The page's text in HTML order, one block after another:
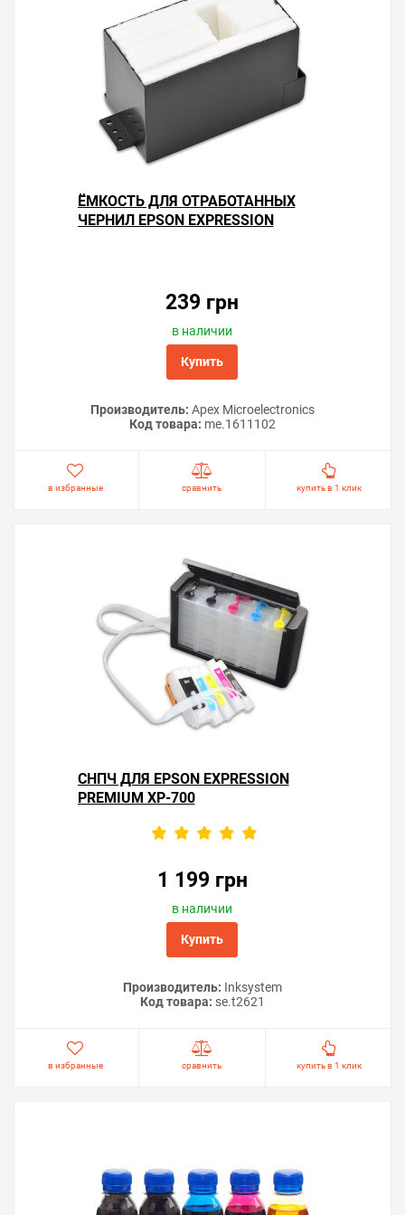
Решили купить поглотитель чернил для принтера
Epson Expression Premium XP-700 — оформите заказ
или напишите онлайн-консультанту. Мы ответим на
вопросы и поможем сделать печать на принтере
экономичной.
ЁМКОСТЬ ДЛЯ ОТРАБОТАННЫХ
ЧЕРНИЛ EPSON EXPRESSION
239 грн
в наличии
Купить
Производитель: Apex Microelectronics
Код товара: me.1611102
в избранные сравнить купить в 1 клик
СНПЧ ДЛЯ EPSON EXPRESSION
PREMIUM XP-700
1 199 грн
в наличии
Купить
Производитель: Inksystem
Код товара: se.t2621
в избранные сравнить купить в 1 клик